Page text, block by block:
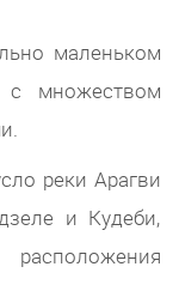
маленьком
с множеством
реки Арагви
и Кудеби,